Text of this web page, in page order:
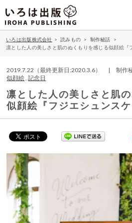
いろは出版株式会社 > 読みもの > 制作秘話
>
凛とした人の美しさと肌のぬくもりを感じる似顔絵『
2019.7.22（最終更新日:2020.3.6） | 制
似顔絵,記念日
凛とした人の美しさと肌
似顔絵『フジエシュンスケ